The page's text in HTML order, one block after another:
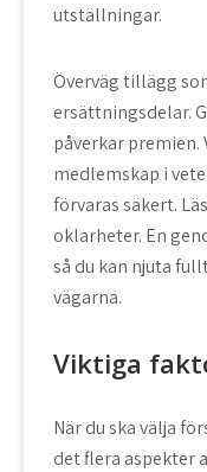
utställningar.
Överväg tillägg
ersättningsdelar.
påverkar premien.
medlemskap i
förvaras säkert.
oklarheter. En
så du kan njuta
vägarna.
Viktiga
När du ska välja
det flera aspekter